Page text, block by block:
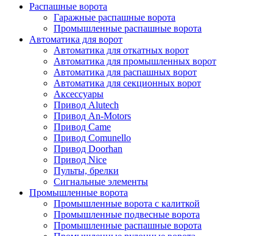
Распашные ворота
Гаражные распашные ворота
Промышленные распашные ворота
Автоматика для ворот
Автоматика для откатных ворот
Автоматика для промышленных ворот
Автоматика для распашных ворот
Автоматика для секционных ворот
Аксессуары
Привод Alutech
Привод An-Motors
Привод Came
Привод Comunello
Привод Doorhan
Привод Nice
Пульты, брелки
Сигнальные элементы
Промышленные ворота
Промышленные ворота с калиткой
Промышленные подвесные ворота
Промышленные распашные ворота